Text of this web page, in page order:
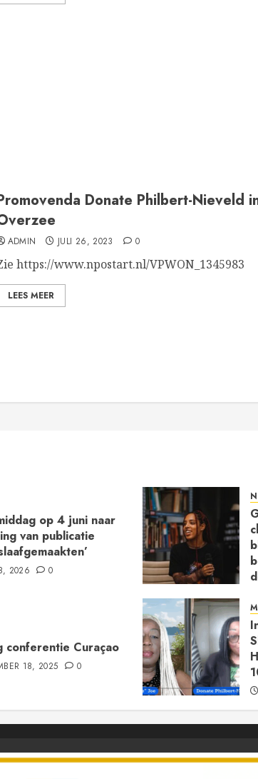
Donate Philbert-Nieveld
ADMIN JULI 26, 2023 0
https://www.npostart.nl/VPWON_1345983
LEES MEER
op 4 juni naar
van publicatie
2026 0
conferentie Curaçao
18, 2025 0